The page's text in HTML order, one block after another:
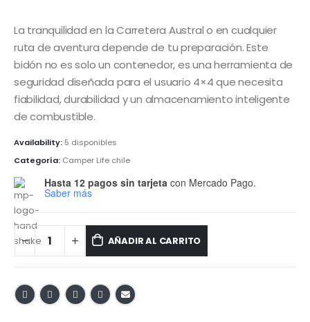
La tranquilidad en la Carretera Austral o en cualquier
ruta de aventura depende de tu preparación. Este
bidón no es solo un contenedor, es una herramienta de
seguridad diseñada para el usuario 4×4 que necesita
fiabilidad, durabilidad y un almacenamiento inteligente
de combustible.
Availability: 5 disponibles
Categoría: Camper Life chile
Hasta 12 pagos sin tarjeta con Mercado Pago.
Saber más
AÑADIR AL CARRITO